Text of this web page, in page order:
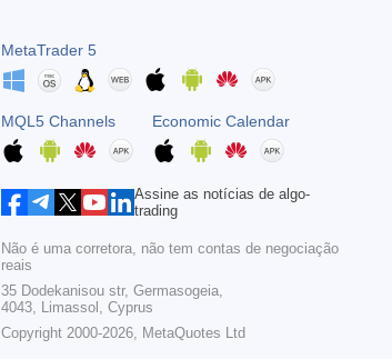
MetaTrader 5
MQL5 Channels Economic Calendar
Assine as notícias de algo-
trading
Não é uma corretora, não tem contas de negociação
reais
35 Dodekanisou str, Germasogeia,
4043, Limassol, Cyprus
Copyright 2000-2026, MetaQuotes Ltd